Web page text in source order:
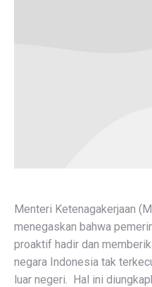
Menteri Ketenagakerjaan
menegaskan bahwa
proaktif hadir dan
negara Indonesia tak
luar negeri. Hal ini